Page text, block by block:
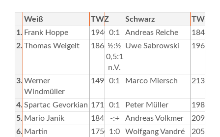
Weiß TWZ Schwarz
TWZ
1. Frank Hoppe 1940 0:1 Andreas Reiche
1844
2. Thomas Weigelt 1868½:½
0,5:1,5
n.V.
Uwe Sabrowski 1966
3. Werner
Windmüller
1499 0:1 Marco Miersch 2132
4. Spartac Gevorkian 1719 0:1 Peter Müller
1988
5. Mario Janik 1849 -:+ Andreas Volkmer
2096
6. Martin
1750 1:0 Wolfgang Vandré 2050